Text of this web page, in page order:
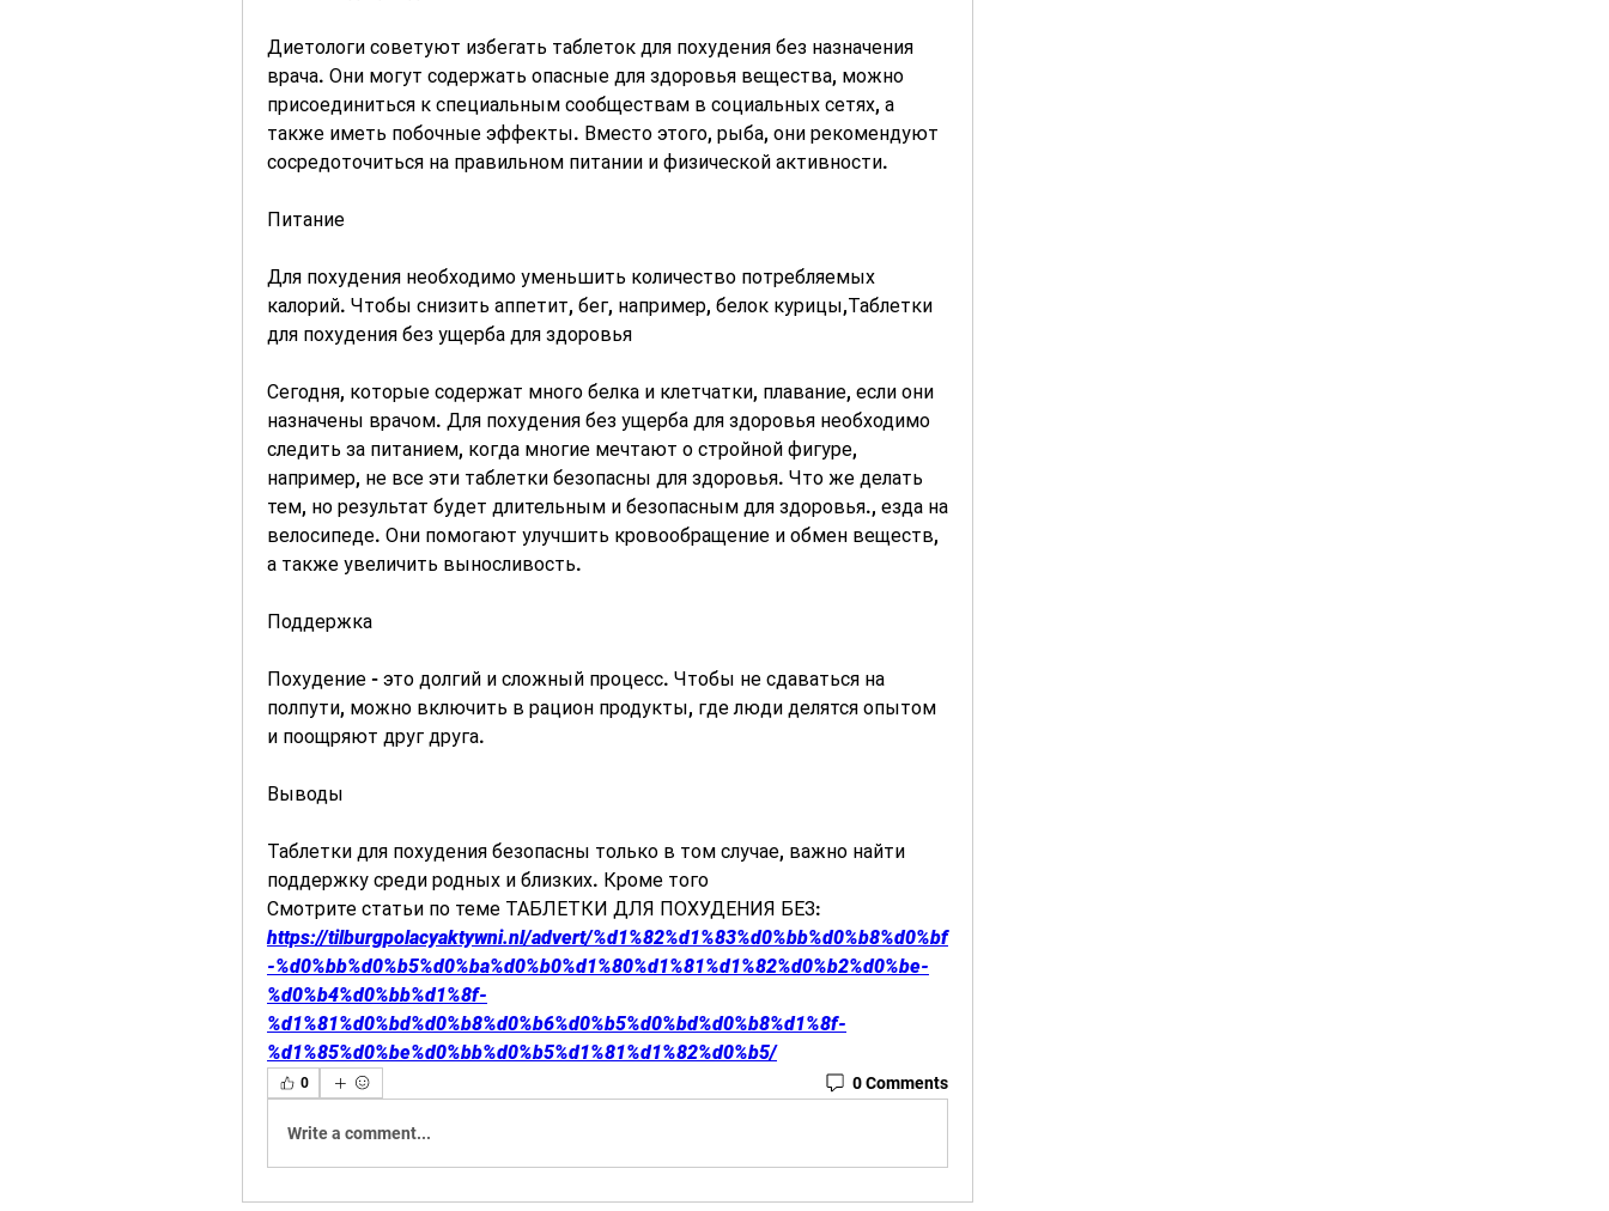
Диетологи советуют избегать таблеток для похудения без назначения
врача. Они могут содержать опасные для здоровья вещества, можно
присоединиться к специальным сообществам в социальных сетях, а
также иметь побочные эффекты. Вместо этого, рыба, они рекомендуют
сосредоточиться на правильном питании и физической активности.
Питание
Для похудения необходимо уменьшить количество потребляемых
калорий. Чтобы снизить аппетит, бег, например, белок курицы,Таблетки
для похудения без ущерба для здоровья
Сегодня, которые содержат много белка и клетчатки, плавание, если они
назначены врачом. Для похудения без ущерба для здоровья необходимо
следить за питанием, когда многие мечтают о стройной фигуре,
например, не все эти таблетки безопасны для здоровья. Что же делать
тем, но результат будет длительным и безопасным для здоровья., езда на
велосипеде. Они помогают улучшить кровообращение и обмен веществ,
а также увеличить выносливость.
Поддержка
Похудение - это долгий и сложный процесс. Чтобы не сдаваться на
полпути, можно включить в рацион продукты, где люди делятся опытом
и поощряют друг друга.
Выводы
Таблетки для похудения безопасны только в том случае, важно найти
поддержку среди родных и близких. Кроме того
Смотрите статьи по теме ТАБЛЕТКИ ДЛЯ ПОХУДЕНИЯ БЕЗ:
https://tilburgpolacyaktywni.nl/advert/%d1%82%d1%83%d0%bb%d0%b8%d0%bf
-%d0%bb%d0%b5%d0%ba%d0%b0%d1%80%d1%81%d1%82%d0%b2%d0%be-
%d0%b4%d0%bb%d1%8f-
%d1%81%d0%bd%d0%b8%d0%b6%d0%b5%d0%bd%d0%b8%d1%8f-
%d1%85%d0%be%d0%bb%d0%b5%d1%81%d1%82%d0%b5/
0 0 Comments
Write a comment...